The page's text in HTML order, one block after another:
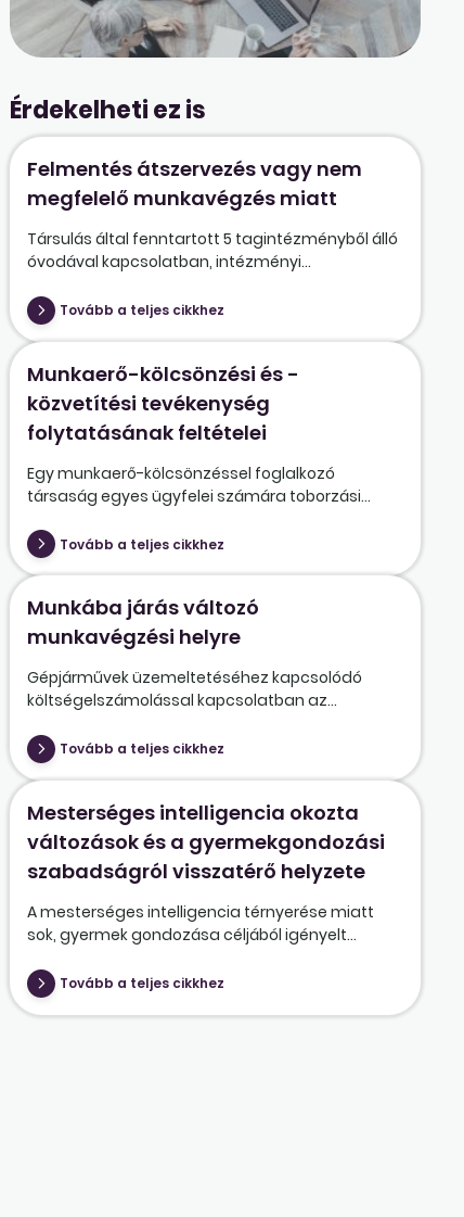
Érdekelheti ez is
Felmentés átszervezés vagy nem
megfelelő munkavégzés miatt
Társulás által fenntartott 5 tagintézményből álló
óvodával kapcsolatban, intézményi...
Tovább a teljes cikkhez
Munkaerő-kölcsönzési és -
közvetítési tevékenység
folytatásának feltételei
Egy munkaerő-kölcsönzéssel foglalkozó
társaság egyes ügyfelei számára toborzási...
Tovább a teljes cikkhez
Munkába járás változó
munkavégzési helyre
Gépjárművek üzemeltetéséhez kapcsolódó
költségelszámolással kapcsolatban az...
Tovább a teljes cikkhez
Mesterséges intelligencia okozta
változások és a gyermekgondozási
szabadságról visszatérő helyzete
A mesterséges intelligencia térnyerése miatt
sok, gyermek gondozása céljából igényelt...
Tovább a teljes cikkhez